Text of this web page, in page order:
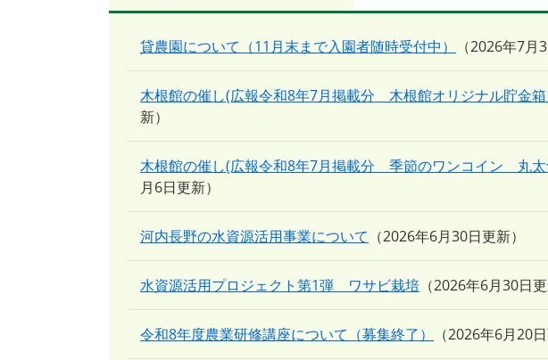
貸農園について（11月末まで入園者随時受付中） 2026年7月
木根館の催し(広報令和8年7月掲載分 木根館オリジナル貯金
新
木根館の催し(広報令和8年7月掲載分 季節のワンコイン 丸太
月6日更新
河内長野の水資源活用事業について 2026年6月30日更新
水資源活用プロジェクト第1弾 ワサビ栽培 2026年6月30日
令和8年度農業研修講座について（募集終了） 2026年6月20